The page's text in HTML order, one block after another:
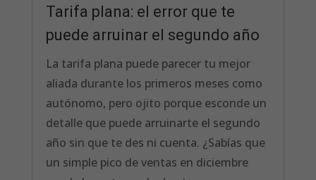
Tarifa plana: el error que te
puede arruinar el segundo año
La tarifa plana puede parecer tu mejor
aliada durante los primeros meses como
autónomo, pero ojito porque esconde un
detalle que puede arruinarte el segundo
año sin que te des ni cuenta. ¿Sabías que
un simple pico de ventas en diciembre